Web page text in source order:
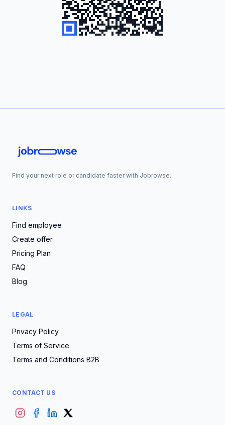
Find your next role or candidate faster with Jobrowse.
LINKS
Find employee
Create offer
Pricing Plan
FAQ
Blog
LEGAL
Privacy Policy
Terms of Service
Terms and Conditions B2B
CONTACT US